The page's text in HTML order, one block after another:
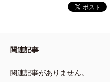
関連記事
関連記事がありません。